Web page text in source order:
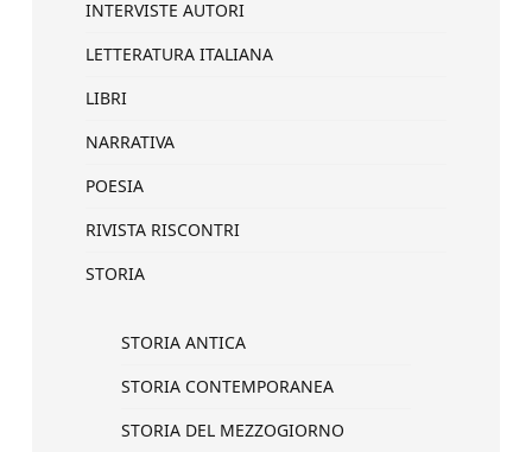
INTERVISTE AUTORI
LETTERATURA ITALIANA
LIBRI
NARRATIVA
POESIA
RIVISTA RISCONTRI
STORIA
STORIA ANTICA
STORIA CONTEMPORANEA
STORIA DEL MEZZOGIORNO